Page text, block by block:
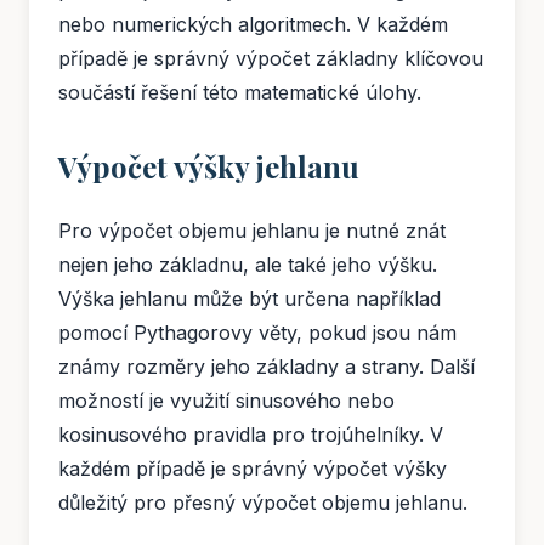
nebo numerických algoritmech. V každém
případě je správný výpočet základny klíčovou
součástí řešení této matematické úlohy.
Výpočet výšky jehlanu
Pro výpočet objemu jehlanu je nutné znát
nejen jeho základnu, ale také jeho výšku.
Výška jehlanu může být určena například
pomocí Pythagorovy věty, pokud jsou nám
známy rozměry jeho základny a strany. Další
možností je využití sinusového nebo
kosinusového pravidla pro trojúhelníky. V
každém případě je správný výpočet výšky
důležitý pro přesný výpočet objemu jehlanu.